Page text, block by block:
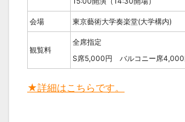
会場 東京藝術大学奏楽堂(大学構内)
観覧料
全席指定
S席5,000円 バルコニー席4,000
★詳細はこちらです。